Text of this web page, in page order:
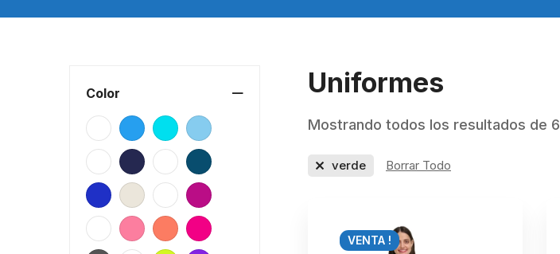
Color Uniformes
Mostrando todos los resultados de 6
verde Borrar Todo
VENTA !